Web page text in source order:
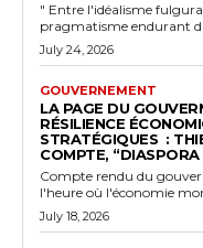
" Entre l'idéalisme
pragmatisme endurant
July 24, 2026
GOUVERNEMENT
LA PAGE DU
RÉSILIENCE
STRATÉGIQUES :
COMPTE,
Compte rendu du
l'heure où l'économie
July 18, 2026